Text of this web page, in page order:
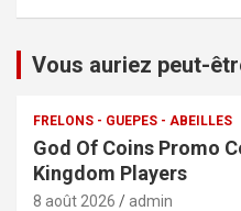
Vous auriez peut-
FRELONS - GUEPES - ABEILLES
God Of Coins Promo
Kingdom Players
8 août 2026 admin